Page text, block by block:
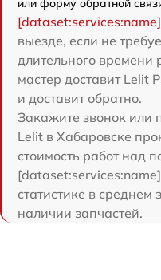
или форму обратной
выезде, если не
длительного времени
мастер доставит Lelit
и доставит обратно.
Закажите звонок или
Lelit в Хабаровске
стоимость работ над
статистике в
наличии запчастей.